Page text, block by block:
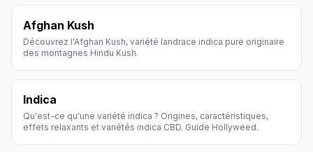
Afghan Kush
Découvrez l'Afghan Kush, variété landrace indica pure originaire
des montagnes Hindu Kush.
Indica
Qu'est-ce qu'une variété indica ? Origines, caractéristiques,
effets relaxants et variétés indica CBD. Guide Hollyweed.